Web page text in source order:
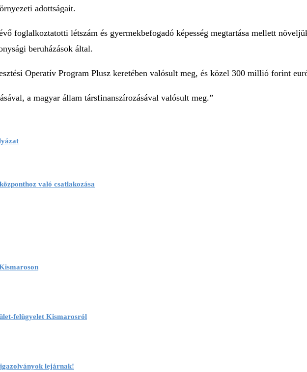
adottságait.
foglalkoztatotti létszám és gyermekbefogadó képesség megtartása mellett
beruházások által.
Operatív Program Plusz keretében valósult meg, és közel 300 millió forint
a magyar állam társfinanszírozásával valósult meg.”
való csatlakozása
felügyelet Kismarosról
lejárnak!